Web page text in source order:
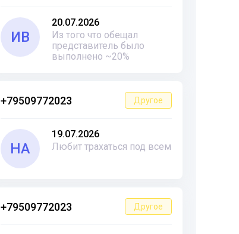
ИВ
20.07.2026
Из того что обещал
представитель было
выполнено ~20%
+79509772023 Другое
НА
19.07.2026
Любит трахаться под всем
+79509772023 Другое